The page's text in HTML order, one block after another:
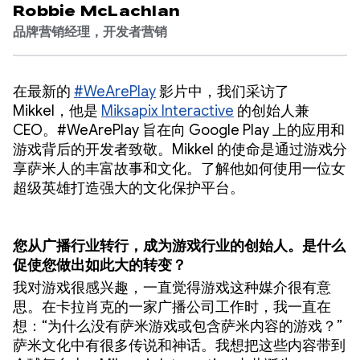
Robbie McLachlan
品牌营销经理，开发者营销
在最新的 #WeArePlay影片中，我们采访了
Mikkel，他是 Miksapix Interactive 的创始人兼
CEO。#WeArePlay 旨在向 Google Play 上的应用和
游戏背后的开发者致敬。Mikkel 的使命是通过游戏分
享萨米人的丰富故事和文化。了解他如何使用一位女
超级英雄打造强大的文化保护平台。
您从广播行业转行，成为游戏行业的创始人。是什么
促使您做出如此大的转变？
我对游戏很感兴趣，一直觉得游戏这种媒介很有意
思。在卡拉肖克的一家广播公司工作时，我一直在
想：“为什么没有萨米游戏或包含萨米内容的游戏？”
萨米文化中有很多传说和神话。我想把这些内容带到